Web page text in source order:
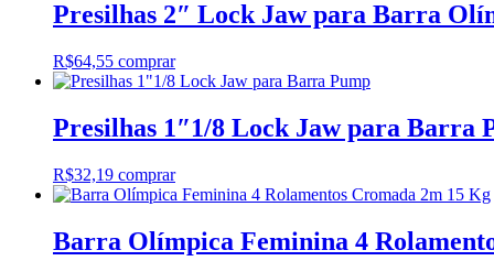
Presilhas 2″ Lock Jaw para Barra
R$64,55 comprar
Presilhas 1″1/8 Lock Jaw para Barra
R$32,19 comprar
Barra Olímpica Feminina 4